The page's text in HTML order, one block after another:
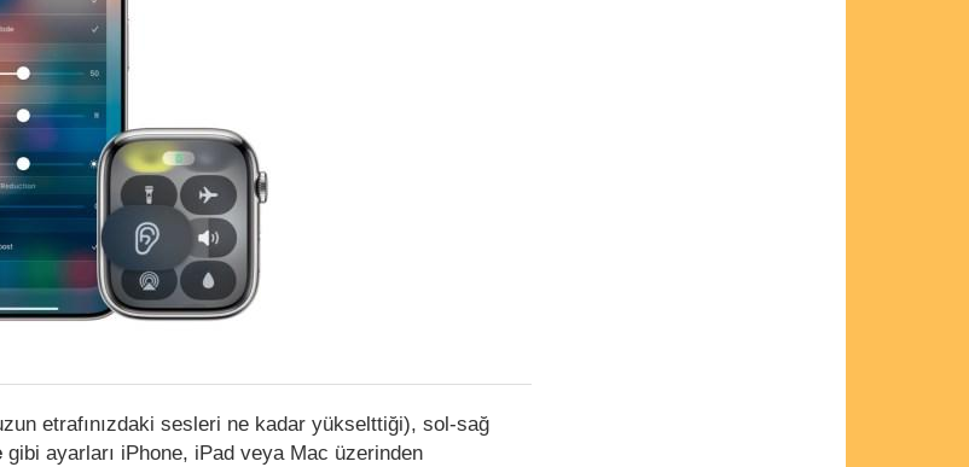
etrafınızdaki sesleri ne kadar yükselttiği), sol-sağ
gibi ayarları iPhone, iPad veya Mac üzerinden